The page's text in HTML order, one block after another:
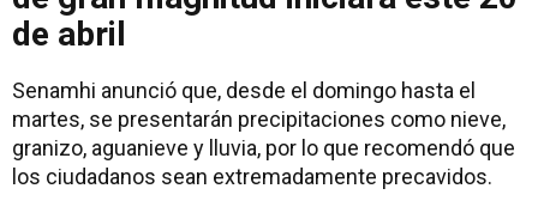
de abril
Senamhi anunció que, desde el domingo hasta el
martes, se presentarán precipitaciones como nieve,
granizo, aguanieve y lluvia, por lo que recomendó que
los ciudadanos sean extremadamente precavidos.